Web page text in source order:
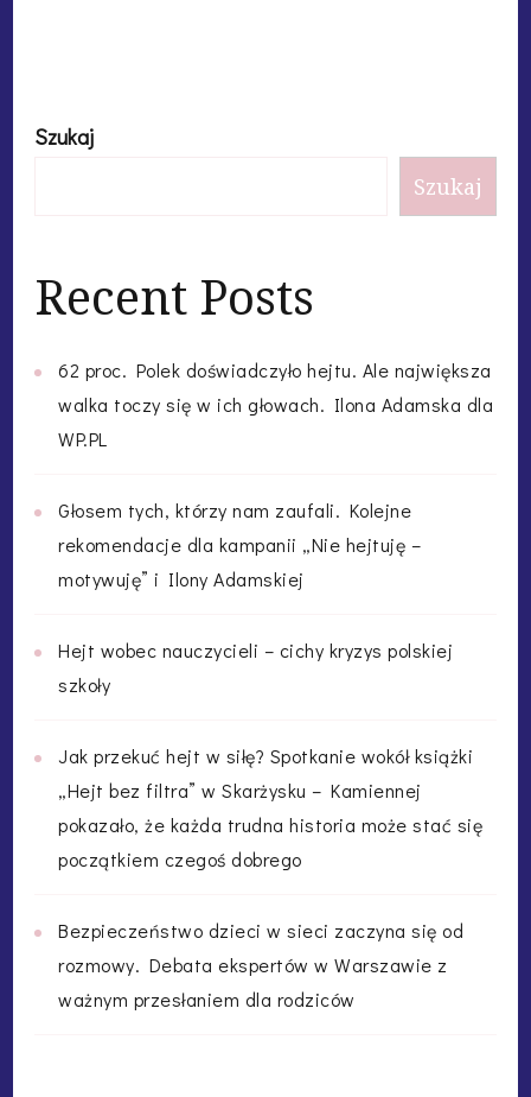
Szukaj
Szukaj
Recent Posts
62 proc. Polek doświadczyło hejtu. Ale największa
walka toczy się w ich głowach. Ilona Adamska dla
WP.PL
Głosem tych, którzy nam zaufali. Kolejne
rekomendacje dla kampanii „Nie hejtuję –
motywuję” i Ilony Adamskiej
Hejt wobec nauczycieli – cichy kryzys polskiej
szkoły
Jak przekuć hejt w siłę? Spotkanie wokół książki
„Hejt bez filtra” w Skarżysku – Kamiennej
pokazało, że każda trudna historia może stać się
początkiem czegoś dobrego
Bezpieczeństwo dzieci w sieci zaczyna się od
rozmowy. Debata ekspertów w Warszawie z
ważnym przesłaniem dla rodziców